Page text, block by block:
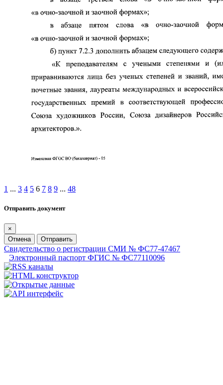
1 ... 3 4 5 6 7 8 9 ... 48
Отправить документ
×
Отмена
Отправить
Свидетельство о регистрации СМИ № ФС77-47467
Электронный паспорт ФГИС № ФС77110096